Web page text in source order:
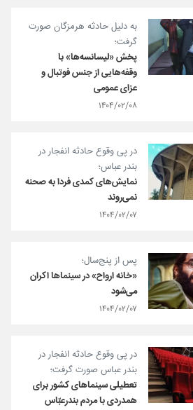
به دلیل حادثه هرمزگان صورت
گرفت؛
پخش «لیسانسه‌ها» با
وقفه‌هایی از جنس فوتبال و
عزای عمومی
۱۴۰۴/۰۲/۰۸
در پی وقوع حادثه انفجار در
بندر عباس؛
نمایش‌های کمدی فردا به صحنه
نمی‌روند
۱۴۰۴/۰۲/۰۷
پس از پنج‌سال؛
«خانه ارواح» در سینماها اکران
می‌شود
۱۴۰۴/۰۲/۰۷
در پی وقوع حادثه انفجار در
بندر عباس صورت گرفت؛
تعطیلی سینماهای کشور برای
همدردی با مردم بندرعبّاس